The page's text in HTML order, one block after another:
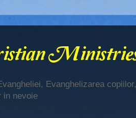
Evanghelizarea copiilor,
in nevoie